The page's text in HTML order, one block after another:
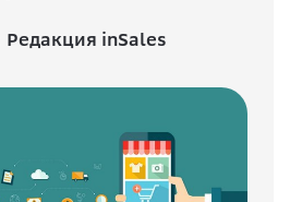
Редакция inSales